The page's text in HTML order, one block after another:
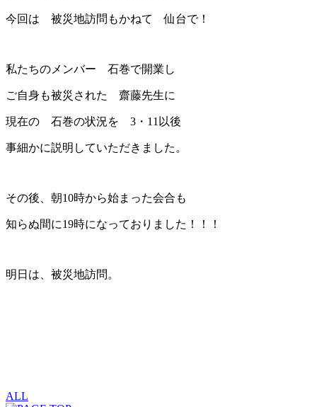
今回は 被災地訪問もかねて 仙台で！
私たちのメンバー 石巻で開業し
ご自身も被災された 齋藤先生に
現在の 石巻の状況を 3・11以後
事細かに説明していただきました。
その後、朝10時から始まった会合も
知らぬ間に19時になっておりました！！！
明日は、被災地訪問。
ALL